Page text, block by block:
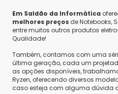
Em Saldão da Informática
melhores preços de Notebooks,
entre muitos outros produtos
Qualidade!
Também, contamos com uma
última geração, cada um
as opções disponíveis,
Ryzen, oferecendo diversos
caso esteja com alguma dúvida